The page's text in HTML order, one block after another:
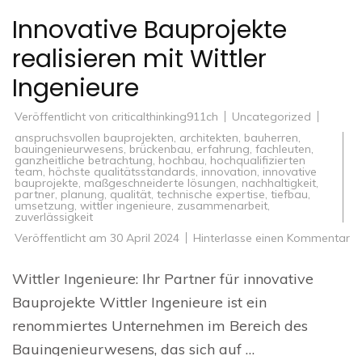
Innovative Bauprojekte
realisieren mit Wittler
Ingenieure
Veröffentlicht von criticalthinking911ch
Uncategorized
anspruchsvollen bauprojekten, architekten, bauherren,
bauingenieurwesens, brückenbau, erfahrung, fachleuten,
ganzheitliche betrachtung, hochbau, hochqualifizierten
team, höchste qualitätsstandards, innovation, innovative
bauprojekte, maßgeschneiderte lösungen, nachhaltigkeit,
partner, planung, qualität, technische expertise, tiefbau,
umsetzung, wittler ingenieure, zusammenarbeit,
zuverlässigkeit
Veröffentlicht am 30 April 2024 Hinterlasse einen Kommentarzu
Wittler Ingenieure: Ihr Partner für innovative
Bauprojekte Wittler Ingenieure ist ein
renommiertes Unternehmen im Bereich des
Bauingenieurwesens, das sich auf …